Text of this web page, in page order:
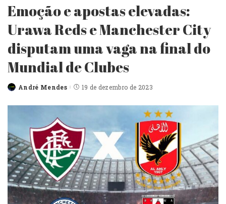
Emoção e apostas elevadas:
Urawa Reds e Manchester City
disputam uma vaga na final do
Mundial de Clubes
André Mendes 19 de dezembro de 2023